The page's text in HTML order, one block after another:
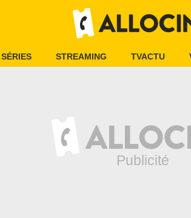
SÉRIES STREAMING TVACTU